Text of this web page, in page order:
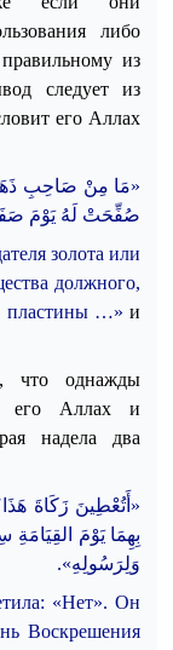
либо
из
следует из
его Аллах
«مَا مِنْ صَاحِبِ ذَهَبٍ
صُفِحَتْ لَهُ يَوْمَ
золота или
должного,
пластины …» и
что однажды
его Аллах и
надела два
«أَتُعْطِينَ زَكَاةَ
بِهِمَا يَوْمَ القِيَامَةِ
وَلِرَسُولِهِ».
«Нет». Он
Воскрешения